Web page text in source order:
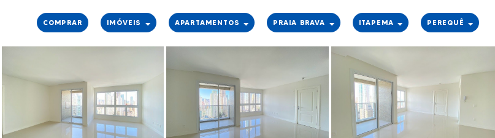
COMPRAR IMÓVEIS APARTAMENTOS PRAIA BRAVA ITAPEMA PEREQUÊ